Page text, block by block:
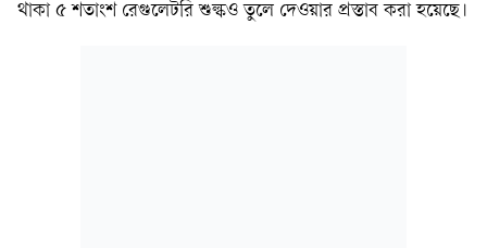
থাকা ৫ শতাংশ রেগুলেটরি শুল্কও তুলে দেওয়ার প্রস্তাব করা হয়েছে।